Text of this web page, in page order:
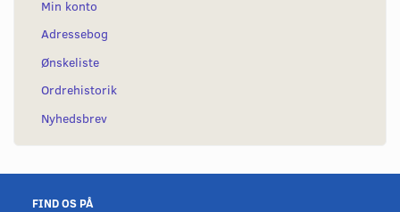
Min konto
Adressebog
Ønskeliste
Ordrehistorik
Nyhedsbrev
FIND OS PÅ